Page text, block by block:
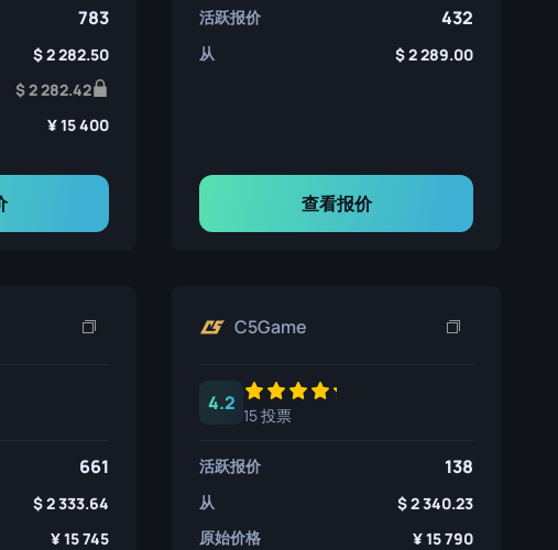
783
2 282.50
2 282.42
15 400
活跃报价 432
从 2 289.00
查看报价
661
2 333.64
15 745
C5Game
4.2
15 投票
活跃报价 138
从
2 340.23
原始价格
15 790